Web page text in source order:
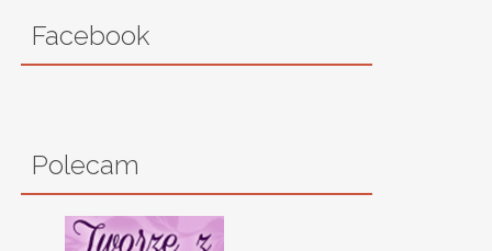
Facebook
Polecam